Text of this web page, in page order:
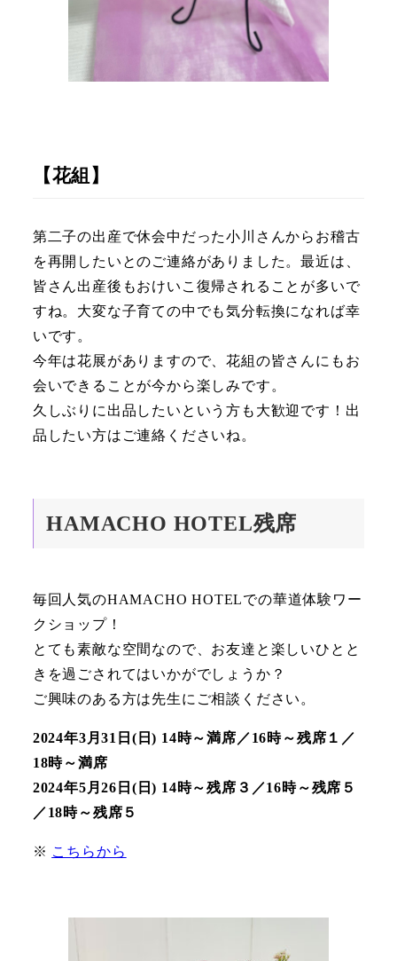
【花組】
第二子の出産で休会中だった小川さんからお稽古
を再開したいとのご連絡がありました。最近は、
皆さん出産後もおけいこ復帰されることが多いで
すね。大変な子育ての中でも気分転換になれば幸
いです。
今年は花展がありますので、花組の皆さんにもお
会いできることが今から楽しみです。
久しぶりに出品したいという方も大歓迎です！出
品したい方はご連絡くださいね。
HAMACHO HOTEL残席
毎回人気のHAMACHO HOTELでの華道体験ワー
クショップ！
とても素敵な空間なので、お友達と楽しいひとと
きを過ごされてはいかがでしょうか？
ご興味のある方は先生にご相談ください。
2024年3月31日(日) 14時～満席／16時～残席１／
18時～満席
2024年5月26日(日) 14時～残席３／16時～残席５
／18時～残席５
※ こちらから